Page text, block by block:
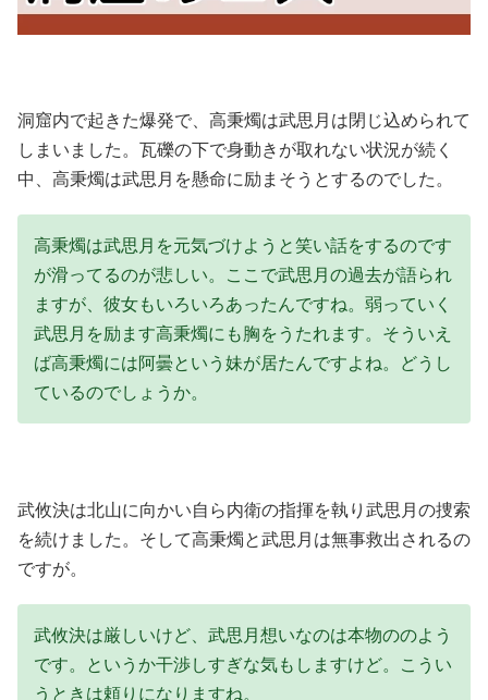
洞窟内で起きた爆発で、高秉燭は武思月は閉じ込められて
しまいました。瓦礫の下で身動きが取れない状況が続く
中、高秉燭は武思月を懸命に励まそうとするのでした。
高秉燭は武思月を元気づけようと笑い話をするのです
が滑ってるのが悲しい。ここで武思月の過去が語られ
ますが、彼女もいろいろあったんですね。弱っていく
武思月を励ます高秉燭にも胸をうたれます。そういえ
ば高秉燭には阿曇という妹が居たんですよね。どうし
ているのでしょうか。
武攸決は北山に向かい自ら内衛の指揮を執り武思月の捜索
を続けました。そして高秉燭と武思月は無事救出されるの
ですが。
武攸決は厳しいけど、武思月想いなのは本物ののよう
です。というか干渉しすぎな気もしますけど。こうい
うときは頼りになりますね。